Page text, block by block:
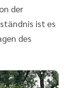
der
ist es
des